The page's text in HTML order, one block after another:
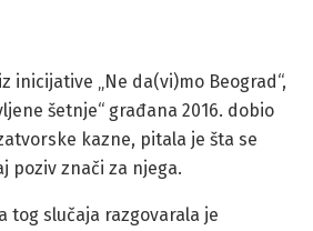
iz inicijative „Ne da(vi)mo Beograd“,
šetnje“ građana 2016. dobio
kazne, pitala je šta se
poziv znači za njega.
tog slučaja razgovarala je